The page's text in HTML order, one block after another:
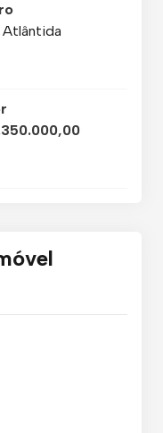
Atlântida